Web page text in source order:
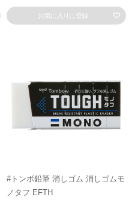
お気に入りに登録
#トンボ鉛筆 消しゴム 消しゴムモ
ノタフ EFTH